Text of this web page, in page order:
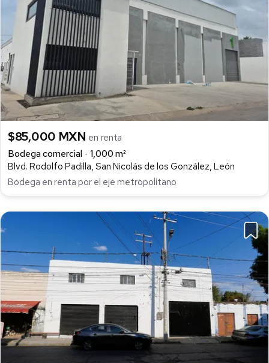
$85,000 MXN en renta
Bodega comercial
1,000 m²
Blvd. Rodolfo Padilla, San Nicolás de los González, León
Bodega en renta por el eje metropolitano